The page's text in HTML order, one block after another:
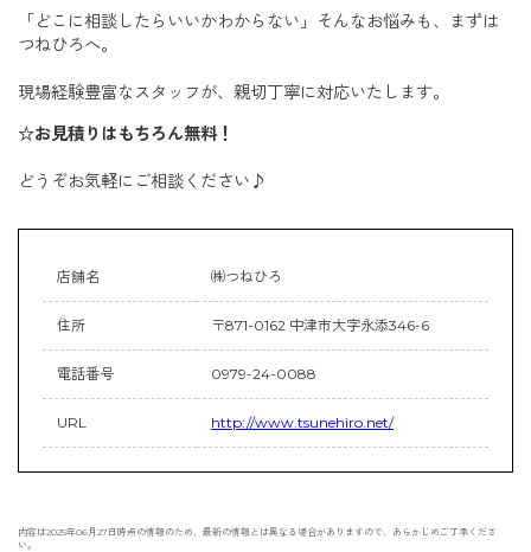
「どこに相談したらいいかわからない」そんなお悩みも、まずは
つねひろへ。
現場経験豊富なスタッフが、親切丁寧に対応いたします。
☆お見積りはもちろん無料！
どうぞお気軽にご相談ください♪
店舗名 ㈱つねひろ
住所 〒871-0162 中津市大字永添346-6
電話番号 0979-24-0088
URL http://www.tsunehiro.net/
内容は2025年06月27日時点の情報のため、最新の情報とは異なる場合がありますので、あらかじめご了承くださ
い。